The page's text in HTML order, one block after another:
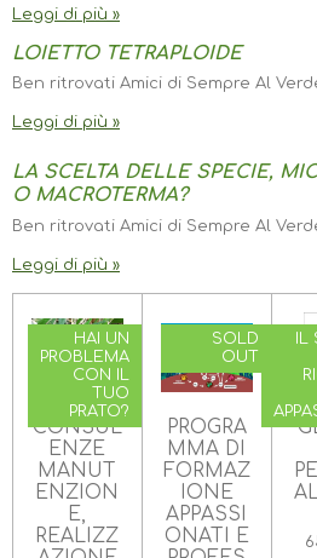
Leggi di più »
LOIETTO TETRAPLOIDE
Ben ritrovati Amici di Sempre Al
Leggi di più »
LA SCELTA DELLE SPECIE,
O MACROTERMA?
Ben ritrovati Amici di Sempre Al
Leggi di più »
HAI UN
PROBLEMA
CON IL
TUO
PRATO?
CONSUL
ENZE
MANUT
ENZION
E,
REALIZZ
SOLD
OUT
PROGRA
MMA DI
FORMAZ
IONE
APPASSI
ONATI E
IL